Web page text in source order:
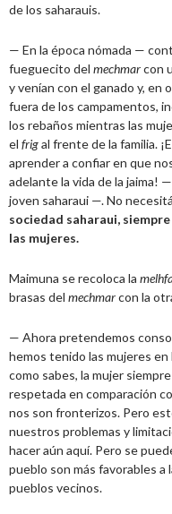
de los saharauis.
— En la época nómada —
fueguecito del mechmarcon
y venían con el ganado y,
fuera de los campamentos,
los rebaños mientras las
el frigal frente de la familia.
aprender a confiar en que
adelante la vida de la jaima!
joven saharaui —. No
sociedad saharaui,
las mujeres.
Maimuna se recoloca la
brasas del mechmarcon la
— Ahora pretendemos
hemos tenido las mujeres
como sabes, la mujer
respetada en comparación
nos son fronterizos. Pero
nuestros problemas y
hacer aún aquí. Pero se
pueblo son más favorables a
pueblos vecinos.